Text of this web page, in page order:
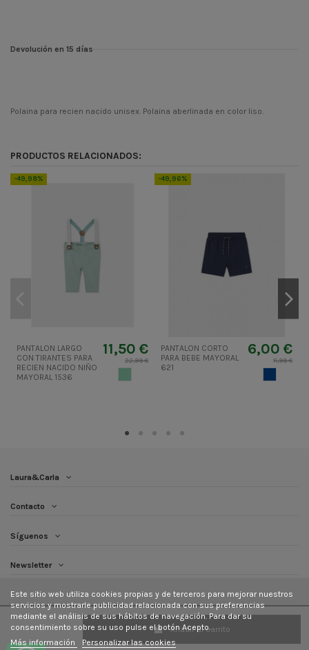
Añadir al carrito
Devolución en 15 días
Polaina para recien nacido unisex. Polaina aberlinada en color liso.
PRODUCTOS RELACIONADOS:
-49,98%
PANTALON LARGO
CON TIRANTES PARA
RECIEN NACIDO NIÑO
MAYORAL 1536
11,50 €
22,99 €
MENTA PASTEL
-49,96%
PANTALON CORTO
PARA BEBE MAYORAL
621
6,00 €
11,99 €
Laura&Carla
Contacto
Este sitio web utiliza cookies propias y de terceros para mejorar nuestros
servicios y mostrarle publicidad relacionada con sus preferencias
mediante el análisis de sus hábitos de navegación. Para dar su
consentimiento sobre su uso pulse el botón Acepto.
Más información
Personalizar las cookies
Síguenos
Newsletter